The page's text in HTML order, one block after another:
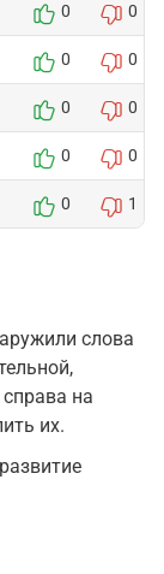
0 0
0 0
0 0
0 0
0 1
слова
на
их.